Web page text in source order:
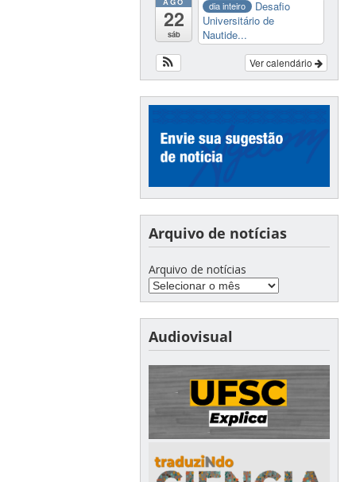
22
sáb
dia inteiro
Desafio
Universitário de
Nautide...
Ver calendário
Arquivo de notícias
Arquivo de notícias
Audiovisual